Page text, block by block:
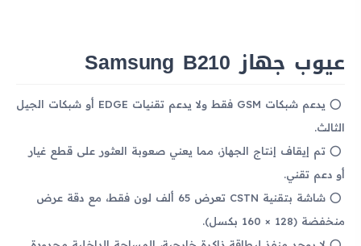
عيوب جهاز Samsung B210
يدعم شبكات GSM فقط ولا يدعم تقنيات EDGE أو شبكات الجيل
الثالث.
تم إيقاف إنتاج الجهاز، مما يعني صعوبة العثور على قطع غيار
أو دعم تقني.
شاشة بتقنية CSTN تعرض 65 ألف لون فقط، مع دقة عرض
منخفضة (128 × 160 بكسل).